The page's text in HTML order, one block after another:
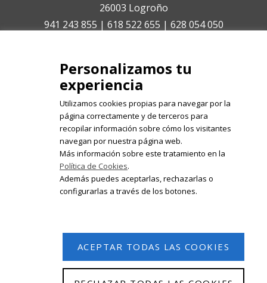
26003 Logroño
941 243 855 | 618 522 655 | 628 054 050
Registrate en nuestro boletín de
noticias
Personalizamos tu
experiencia
Utilizamos cookies propias para navegar por la
página correctamente y de terceros para
recopilar información sobre cómo los visitantes
navegan por nuestra página web.
Más información sobre este tratamiento en la
Política de Cookies.
Además puedes aceptarlas, rechazarlas o
configurarlas a través de los botones.
ACEPTAR TODAS LAS COOKIES